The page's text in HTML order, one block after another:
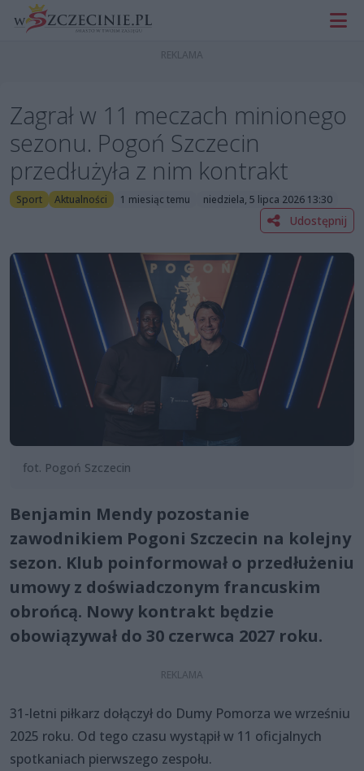
Zagrał w 11 meczach minionego
sezonu. Pogoń Szczecin
przedłużyła z nim kontrakt
Sport Aktualności 1 miesiąc temu niedziela, 5 lipca 2026 13:30
Udostępnij
fot. Pogoń Szczecin
Benjamin Mendy pozostanie
zawodnikiem Pogoni Szczecin na kolejny
sezon. Klub poinformował o przedłużeniu
umowy z doświadczonym francuskim
obrońcą. Nowy kontrakt będzie
obowiązywał do 30 czerwca 2027 roku.
31-letni piłkarz dołączył do Dumy Pomorza we wrześniu
2025 roku. Od tego czasu wystąpił w 11 oficjalnych
spotkaniach pierwszego zespołu.